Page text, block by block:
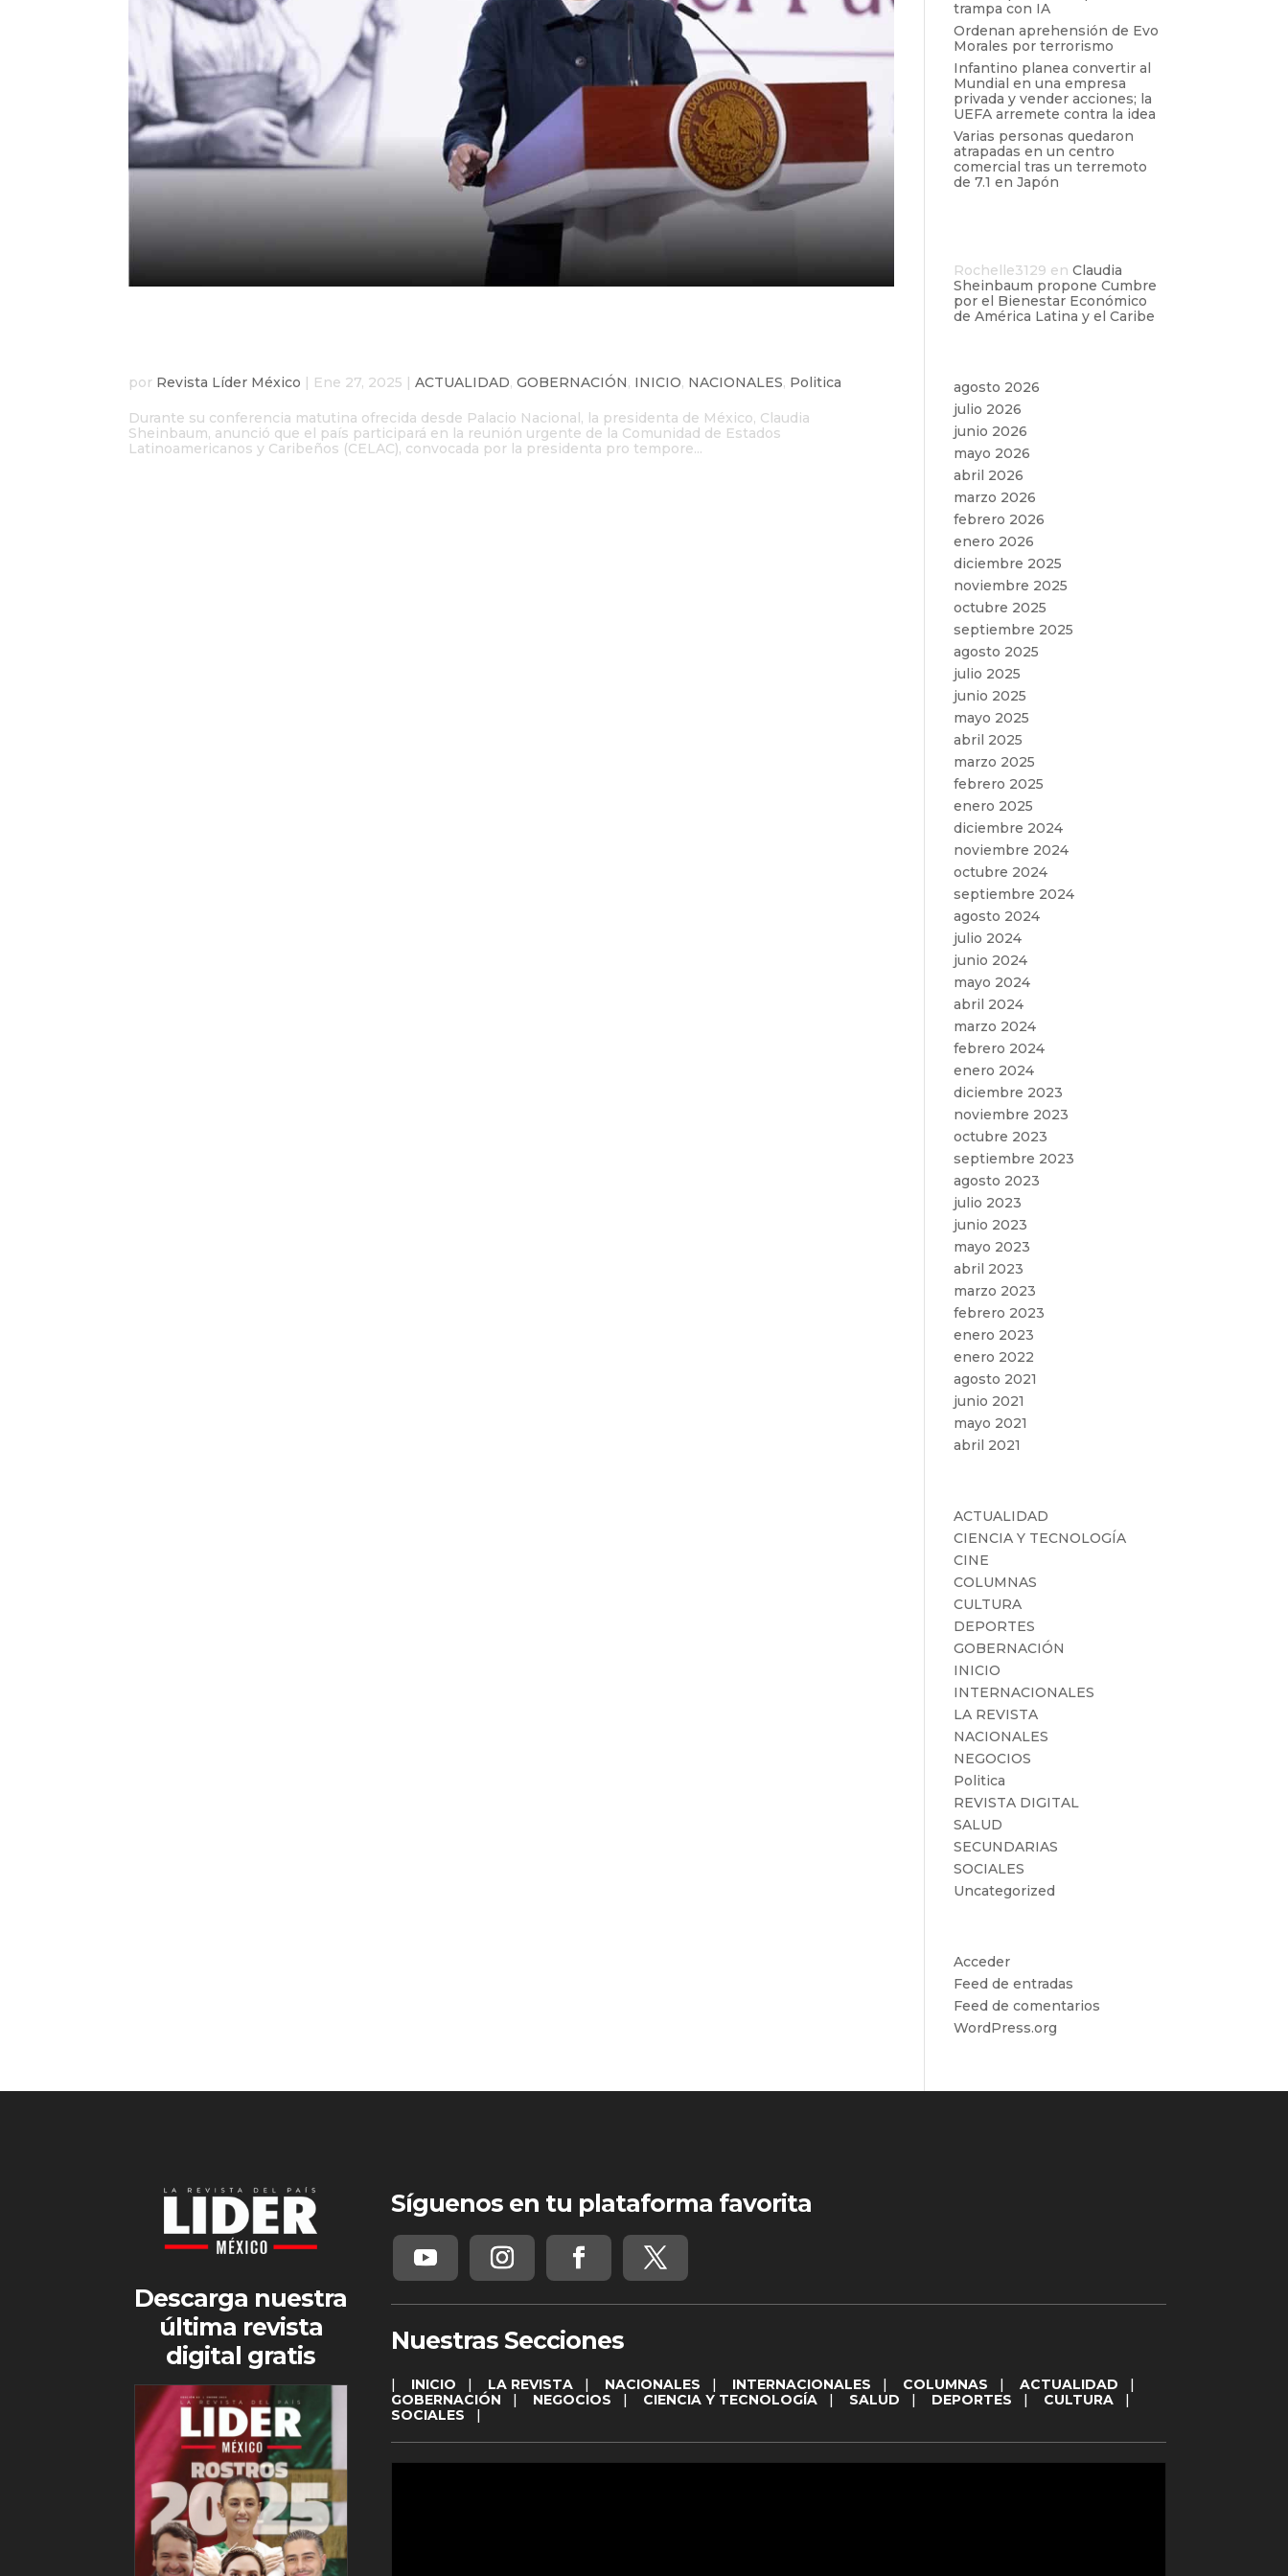
por Revista Líder México | Ene 27, 2025 |ACTUALIDAD,GOBERNACIÓN, INICIO, NACIONALES, Politica
Durante su conferencia matutina ofrecida desde Palacio Nacional, la presidenta de México, Claudia
Sheinbaum, anunció que el país participará en la reunión urgente de la Comunidad de Estados
Latinoamericanos y Caribeños (CELAC), convocada por la presidenta pro tempore...
trampa con IA
Ordenan aprehensión de Evo
Morales por terrorismo
Infantino planea convertir al
Mundial en una empresa
privada y vender acciones; la
UEFA arremete contra la idea
Varias personas quedaron
atrapadas en un centro
comercial tras un terremoto
de 7.1 en Japón
Rochelle3129 en Claudia
Sheinbaum propone Cumbre
por el Bienestar Económico
de América Latina y el Caribe
agosto 2026
julio 2026
junio 2026
mayo 2026
abril 2026
marzo 2026
febrero 2026
enero 2026
diciembre 2025
noviembre 2025
octubre 2025
septiembre 2025
agosto 2025
julio 2025
junio 2025
mayo 2025
abril 2025
marzo 2025
febrero 2025
enero 2025
diciembre 2024
noviembre 2024
octubre 2024
septiembre 2024
agosto 2024
julio 2024
junio 2024
mayo 2024
abril 2024
marzo 2024
febrero 2024
enero 2024
diciembre 2023
noviembre 2023
octubre 2023
septiembre 2023
agosto 2023
julio 2023
junio 2023
mayo 2023
abril 2023
marzo 2023
febrero 2023
enero 2023
enero 2022
agosto 2021
junio 2021
mayo 2021
abril 2021
ACTUALIDAD
CIENCIA Y TECNOLOGÍA
CINE
COLUMNAS
CULTURA
DEPORTES
GOBERNACIÓN
INICIO
INTERNACIONALES
LA REVISTA
NACIONALES
NEGOCIOS
Politica
REVISTA DIGITAL
SALUD
SECUNDARIAS
SOCIALES
Uncategorized
Acceder
Feed de entradas
Feed de comentarios
WordPress.org
Descarga nuestra
última revista
digital gratis
Síguenos en tu plataforma favorita
Nuestras Secciones
INICIO LA REVISTA| NACIONALES INTERNACIONALES COLUMNAS ACTUALIDAD
GOBERNACIÓN
NEGOCIOS CIENCIA Y TECNOLOGÍA| SALUD DEPORTES CULTURA|
SOCIALES